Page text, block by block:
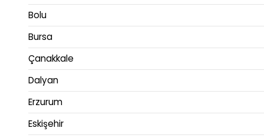
Bolu
Bursa
Çanakkale
Dalyan
Erzurum
Eskişehir